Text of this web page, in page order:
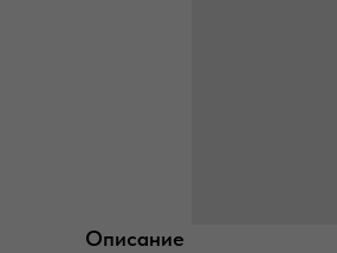
Описание